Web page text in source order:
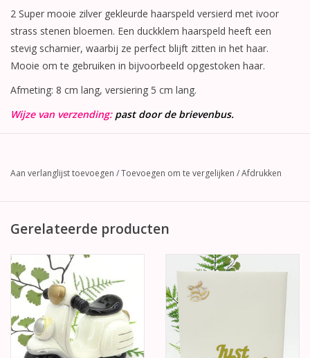
2 Super mooie zilver gekleurde haarspeld versierd met ivoor
strass stenen bloemen. Een duckklem haarspeld heeft een
stevig scharnier, waarbij ze perfect blijft zitten in het haar.
Mooie om te gebruiken in bijvoorbeeld opgestoken haar.
Afmeting: 8 cm lang, versiering 5 cm lang.
Wijze van verzending: past door de brievenbus.
Aan verlanglijst toevoegen /Toevoegen om te vergelijken /Afdrukken
Gerelateerde producten